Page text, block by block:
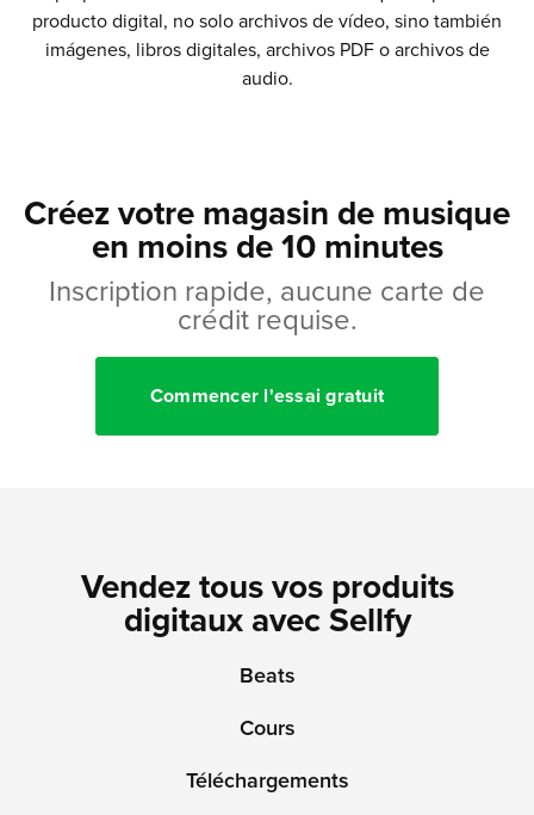
producto digital, no solo archivos de vídeo, sino también
imágenes, libros digitales, archivos PDF o archivos de
audio.
Créez votre magasin de musique
en moins de 10 minutes
Inscription rapide, aucune carte de
crédit requise.
Commencer l'essai gratuit
Vendez tous vos produits
digitaux avec Sellfy
Beats
Cours
Téléchargements